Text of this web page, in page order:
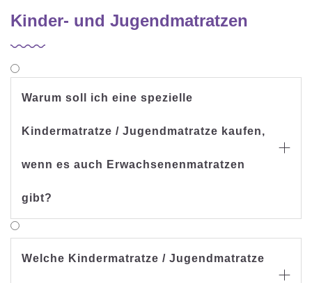
Kinder- und Jugendmatratzen
Warum soll ich eine spezielle
Kindermatratze / Jugendmatratze kaufen,
wenn es auch Erwachsenenmatratzen
gibt?

Welche Kindermatratze / Jugendmatratze
